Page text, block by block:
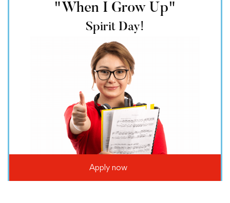
"When I Grow Up"
Spirit Day!
Apply now